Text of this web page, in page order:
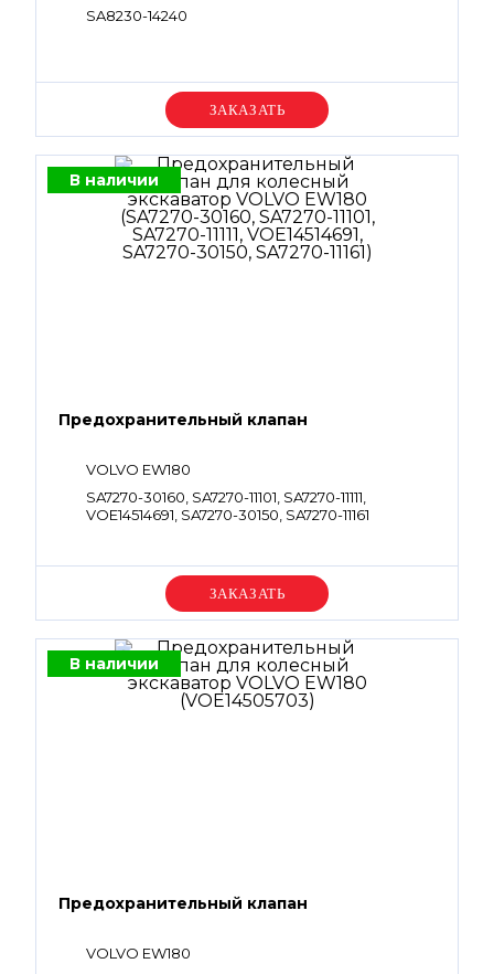
SA8230-14240
Уточняйте цену
В наличии
Предохранительный клапан
VOLVO EW180
SA7270-30160, SA7270-11101, SA7270-11111,
VOE14514691, SA7270-30150, SA7270-11161
Уточняйте цену
В наличии
Предохранительный клапан
VOLVO EW180